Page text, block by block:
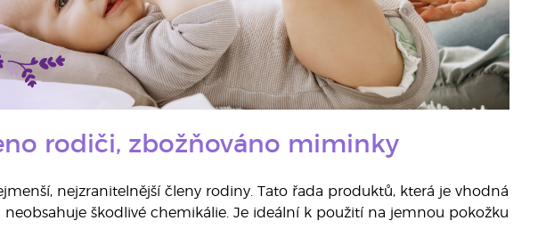
rodiči, zbožňováno miminky
nejzranitelnější členy rodiny. Tato řada produktů, která je vhodná
škodlivé chemikálie. Je ideální k použití na jemnou pokožku